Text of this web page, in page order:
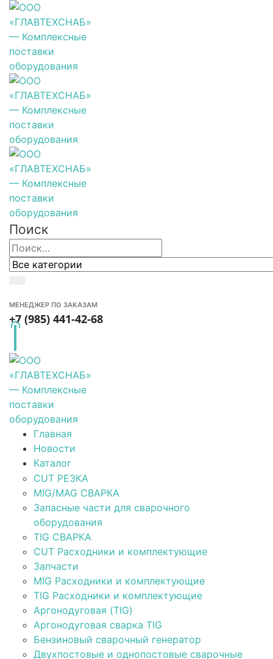
Поиск
МЕНЕДЖЕР ПО ЗАКАЗАМ
+7 (985) 441-42-68
Главная
Новости
Каталог
CUT РЕЗКА
MIG/MAG СВАРКА
Запасные части для сварочного
оборудования
TIG СВАРКА
CUT Расходники и комплектующие
Запчасти
MIG Расходники и комплектующие
TIG Расходники и комплектующие
Аргонодуговая (TIG)
Аргонодуговая сварка TIG
Бензиновый сварочный генератор
Двухпостовые и однопостовые сварочные